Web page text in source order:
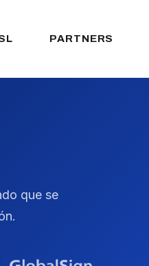
PARTNERS
que se